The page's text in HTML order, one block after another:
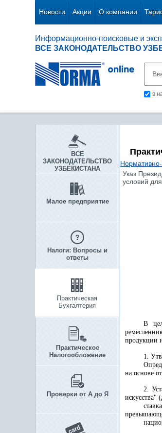
Новости Акции О компании
Информационно-поисковые и
ВСЕ ЗАКОНОДАТЕЛЬСТВО
в
ВСЕ
ЗАКОНОДАТЕЛЬСТВО
УЗБЕКИСТАНА
Малое предприятие
Налоги: Вопросы и
ответы
Практическая
Бухгалтерия
Практическое
Налогообложение
Проверки от А до Я
Указ
условий
В
продукции
1.
на основе
2.
искусства"